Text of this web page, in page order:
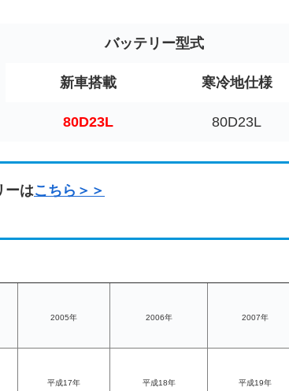
バッテリー型式
新車搭載 寒冷地仕様
80D23L 80D23L
ーはこちら＞＞
2005年 2006年 2007年
平成17年 平成18年 平成19年